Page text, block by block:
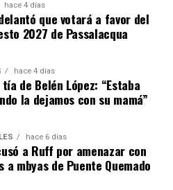
hace 4 días
que votará a favor del
2027 de Passalacqua
hace 4 días
de Belén López: “Estaba
la dejamos con su mamá”
hace 6 días
a Ruff por amenazar con
a mbyas de Puente Quemado